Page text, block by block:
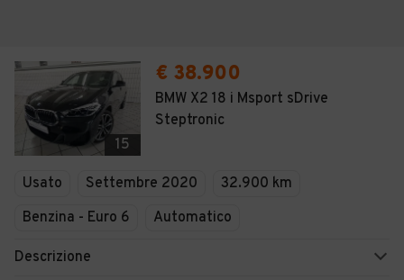
15
€ 38.900
BMW X2 18 i Msport sDrive
Steptronic
Usato Settembre 2020
32.900 km
Benzina - Euro 6
Automatico
Descrizione